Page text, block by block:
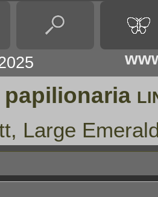
papilionaria
Large